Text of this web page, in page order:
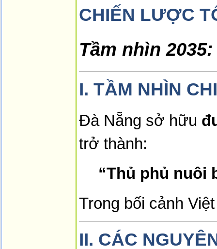
CHIẾN LƯỢC
Tầm nhìn
I. TẦM NHÌN
Đà Nẵng sở hữu
trở thành:
“Thủ phủ nuôi
Trong bối cảnh
II. CÁC